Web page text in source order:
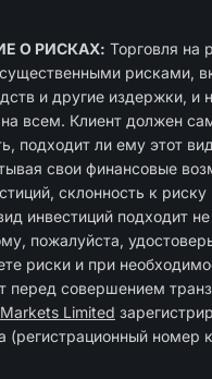
О РИСКАХ: Торговля на
рисками,
и другие издержки, и
всем. Клиент должен
подходит ли ему этот вид
свои финансовые
склонность к риску
инвестиций подходит
пожалуйста,
риски и при
перед совершением
Limited
(регистрационный номер